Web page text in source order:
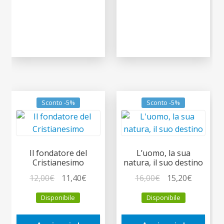
Sconto -5%
Il fondatore del
Cristianesimo
12,00€
prezzo
originale
era:
11,40€
è:
Disponibile
Sconto -5%
L’uomo, la sua
natura, il suo destino
16,00€
prezzo
originale
era:
15,20€Il
è:
Disponibile